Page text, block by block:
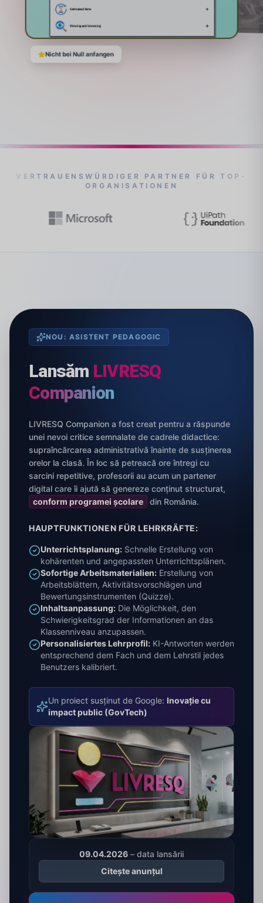
VERTRAUENSWÜRDIGER PARTNER FÜR TOP-
ORGANISATIONEN
NOU: ASISTENT PEDAGOGIC
Lansăm LIVRESQ
Companion
LIVRESQ Companion a fost creat pentru a răspunde
unei nevoi critice semnalate de cadrele didactice:
supraîncărcarea administrativă înainte de susținerea
orelor la clasă. În loc să petreacă ore întregi cu
sarcini repetitive, profesorii au acum un partener
digital care îi ajută să genereze conținut structurat,
conform programei școlare
din România.
HAUPTFUNKTIONEN FÜR LEHRKRÄFTE:
Unterrichtsplanung: Schnelle Erstellung von
kohärenten und angepassten Unterrichtsplänen.
Sofortige Arbeitsmaterialien: Erstellung von
Arbeitsblättern, Aktivitätsvorschlägen und
Bewertungsinstrumenten (Quizze).
Inhaltsanpassung: Die Möglichkeit, den
Schwierigkeitsgrad der Informationen an das
Klassenniveau anzupassen.
Personalisiertes Lehrprofil: KI-Antworten werden
entsprechend dem Fach und dem Lehrstil jedes
Benutzers kalibriert.
Un proiect susținut de Google: Inovație cu
impact public (GovTech)
09.04.2026 – data lansării
Citește anunțul